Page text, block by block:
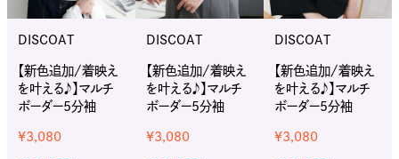
DISCOAT
【新色追加/着映え
を叶える♪】マルチ
ボーダー5分袖
¥3,080
DISCOAT
【新色追加/着映え
を叶える♪】マルチ
ボーダー5分袖
¥3,080
DISCOAT
【新色追加/着映え
を叶える♪】マルチ
ボーダー5分袖
¥3,080